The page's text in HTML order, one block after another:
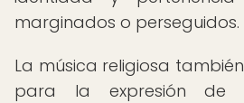
marginados o perseguidos.
La música religiosa
para la expresión de